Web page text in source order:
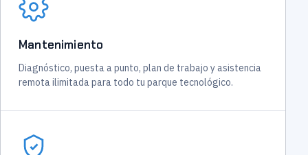
Mantenimiento
Diagnóstico, puesta a punto, plan de trabajo y asistencia
remota ilimitada para todo tu parque tecnológico.